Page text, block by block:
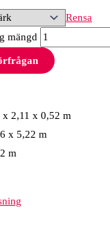
Rensa
mängd
x 2,11 x 0,52 m
x 5,22 m
m